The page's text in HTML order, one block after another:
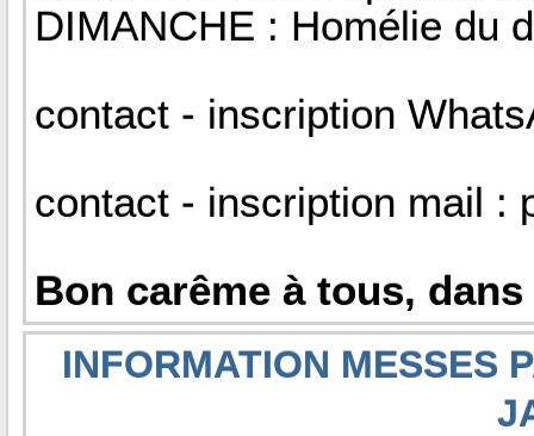
DIMANCHE : Homélie du
contact - inscription
contact - inscription mail :
Bon carême à tous,
INFORMATION MESSES